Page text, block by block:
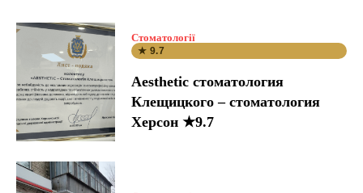
Стоматології
★ 9.7
Aesthetic стоматология
Клещицкого – стоматология
Херсон ★9.7